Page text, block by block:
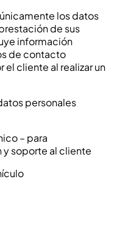
los datos
de sus
información
de contacto
cliente al realizar un
personales
– para
soporte al cliente